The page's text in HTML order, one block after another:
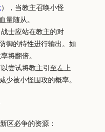
），当教主召唤小怪
量随从。
战士应站在教主的对
御的特性进行输出。如
将翻倍。
尝试将教主引至左上
少被小怪围攻的概率。
区必争的资源：